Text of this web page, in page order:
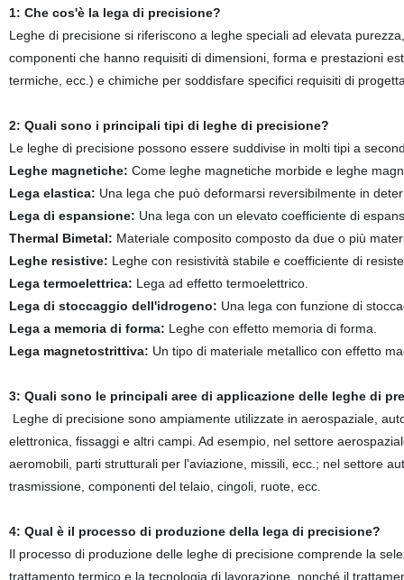
1: Che cos'è la lega di precisione?
Leghe di precisione si riferiscono a leghe speciali ad elevata
componenti che hanno requisiti di dimensioni, forma e prestazioni
termiche, ecc.) e chimiche per soddisfare specifici requisiti di
2: Quali sono i principali tipi di leghe di precisione?
Le leghe di precisione possono essere suddivise in molti tipi a
Leghe magnetiche: Come leghe magnetiche morbide e leghe
Lega elastica: Una lega che può deformarsi reversibilmente in
Lega di espansione: Una lega con un elevato coefficiente di
Thermal Bimetal: Materiale composito composto da due o più
Leghe resistive: Leghe con resistività stabile e coefficiente di
Lega termoelettrica: Lega ad effetto termoelettrico.
Lega di stoccaggio dell'idrogeno: Una lega con funzione di
Lega a memoria di forma: Leghe con effetto memoria di forma.
Lega magnetostrittiva: Un tipo di materiale metallico con effetto
3: Quali sono le principali aree di applicazione delle leghe di
Leghe di precisione sono ampiamente utilizzate in aerospaziale,
elettronica, fissaggi e altri campi. Ad esempio, nel settore
aeromobili, parti strutturali per l'aviazione, missili, ecc.; nel settore
trasmissione, componenti del telaio, cingoli, ruote, ecc.
4: Qual è il processo di produzione della lega di precisione?
Il processo di produzione delle leghe di precisione comprende la
trattamento termico e la tecnologia di lavorazione, nonché il